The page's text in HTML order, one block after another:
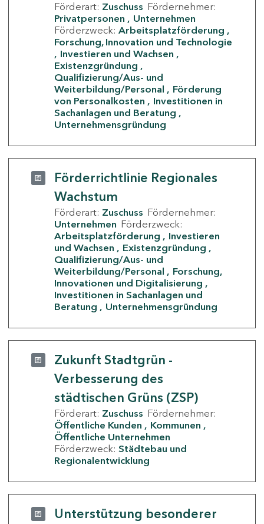
Förderart: Zuschuss Fördernehmer:
Privatpersonen
Unternehmen
Förderzweck: Arbeitsplatzförderung
Forschung, Innovation und Technologie
Investieren und Wachsen
Existenzgründung
Qualifizierung/Aus- und
Weiterbildung/Personal
Förderung
von Personalkosten
Investitionen in
Sachanlagen und Beratung
Unternehmensgründung
Förderrichtlinie Regionales
Wachstum
Förderart: Zuschuss Fördernehmer:
Unternehmen Förderzweck:
Arbeitsplatzförderung
Investieren
und Wachsen
Existenzgründung
Qualifizierung/Aus- und
Weiterbildung/Personal
Forschung,
Innovationen und Digitalisierung
Investitionen in Sachanlagen und
Beratung
Unternehmensgründung
Zukunft Stadtgrün -
Verbesserung des
städtischen Grüns (ZSP)
Förderart: Zuschuss Fördernehmer:
Öffentliche Kunden
Kommunen
Öffentliche Unternehmen
Förderzweck: Städtebau und
Regionalentwicklung
Unterstützung besonderer